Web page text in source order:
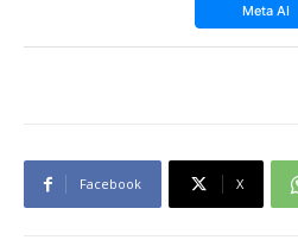
Meta AI
Facebook X